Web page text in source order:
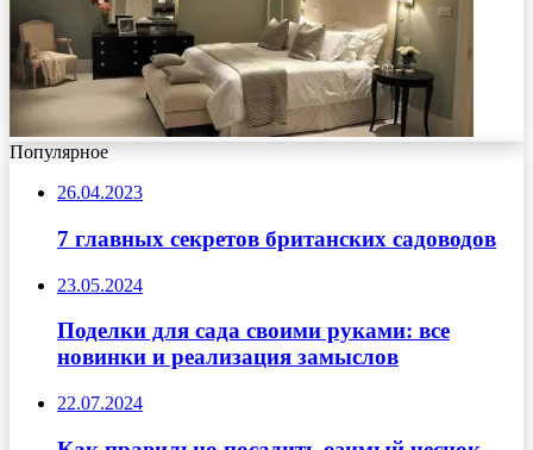
Популярное
26.04.2023
7 главных секретов британских садоводов
23.05.2024
Поделки для сада своими руками: все
новинки и реализация замыслов
22.07.2024